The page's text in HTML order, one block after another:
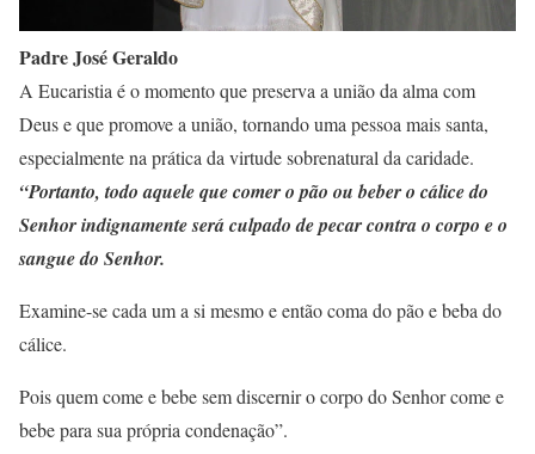
Padre José Geraldo
A Eucaristia é o momento que preserva a união da alma com
Deus e que promove a união, tornando uma pessoa mais santa,
especialmente na prática da virtude sobrenatural da caridade.
“Portanto, todo aquele que comer o pão ou beber o cálice do
Senhor indignamente será culpado de pecar contra o corpo e o
sangue do Senhor.
Examine-se cada um a si mesmo e então coma do pão e beba do
cálice.
Pois quem come e bebe sem discernir o corpo do Senhor come e
bebe para sua própria condenação”.